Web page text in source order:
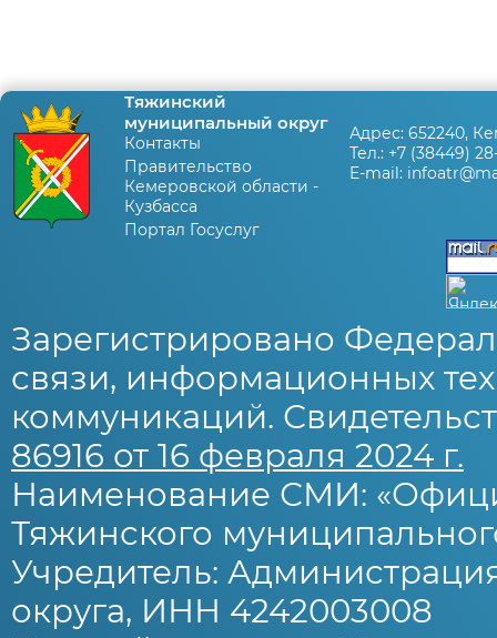
Тяжинский
муниципальный округ
Контакты
Правительство
Кемеровской области -
Кузбасса
Портал Госуслуг
Адрес: 652240,
Тел.: +7 (38449)
E-mail:
Зарегистрировано
связи, информационных
коммуникаций.
86916 от 16 февраля 2024 г.
Наименование СМИ:
Тяжинского
Учредитель:
округа, ИНН 4242003008